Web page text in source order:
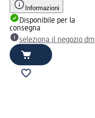
Informazioni
Disponibile per la
consegna
seleziona il negozio dm